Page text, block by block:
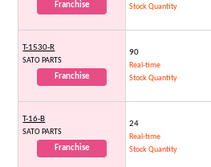
Franchise
Stock Quantity
T-1530-R
SATO PARTS
Franchise
90
Real-time
Stock Quantity
T-16-B
SATO PARTS
Franchise
24
Real-time
Stock Quantity